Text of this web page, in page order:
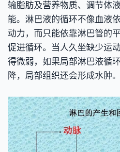
输脂肪及营养物质、调节体
能。淋巴液的循环不像血液
动力，而只能依靠淋巴管的
促进循环。当人久坐缺少运
得微弱，如果局部淋巴液循
降，局部组织还会形成水肿。